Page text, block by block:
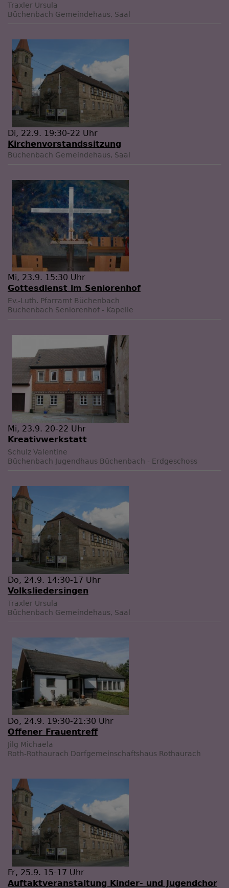
Traxler Ursula
Büchenbach Gemeindehaus, Saal
Di, 22.9. 19:30-22 Uhr
Kirchenvorstandssitzung
Büchenbach Gemeindehaus, Saal
Mi, 23.9. 15:30 Uhr
Gottesdienst im Seniorenhof
Ev.-Luth. Pfarramt Büchenbach
Büchenbach Seniorenhof - Kapelle
Mi, 23.9. 20-22 Uhr
Kreativwerkstatt
Schulz Valentine
Büchenbach Jugendhaus Büchenbach - Erdgeschoss
Do, 24.9. 14:30-17 Uhr
Volksliedersingen
Traxler Ursula
Büchenbach Gemeindehaus, Saal
Do, 24.9. 19:30-21:30 Uhr
Offener Frauentreff
Jilg Michaela
Roth-Rothaurach Dorfgemeinschaftshaus Rothaurach
Fr, 25.9. 15-17 Uhr
Auftaktveranstaltung Kinder- und Jugendchor